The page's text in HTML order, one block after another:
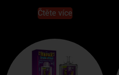
Čtěte více